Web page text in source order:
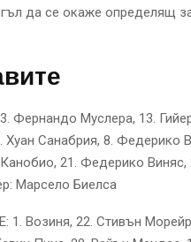
да се окаже определящ
Фернандо Муслера, 13.
Хуан Санабрия, 8. Федерико
Канобио, 21. Федерико
Марсело Биелса
1. Возиня, 22. Стивън